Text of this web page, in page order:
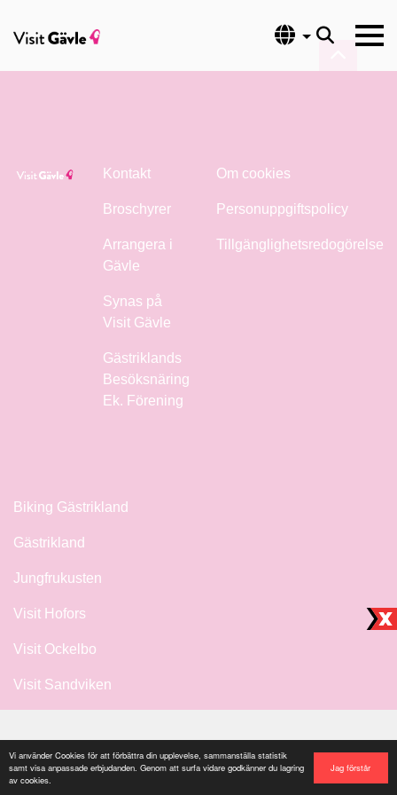
Jag förstår
Vi använder Cookies för att förbättra din upplevelse, sammanställa statistik
samt visa anpassade erbjudanden. Genom att surfa vidare godkänner du lagring
av cookies.
Språk
Kontakt
Broschyrer
Arrangera i
Gävle
Synas på
Visit Gävle
Gästriklands
Besöksnäring
Ek. Förening
Om cookies
Personuppgiftspolicy
Tillgänglighetsredogörelse
Biking Gästrikland
Gästrikland
Jungfrukusten
Visit Hofors
Visit Ockelbo
Visit Sandviken